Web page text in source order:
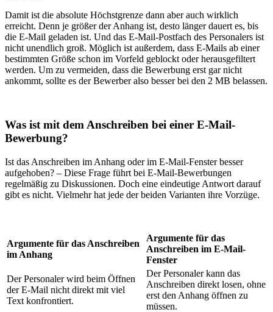
Damit ist die absolute Höchstgrenze dann aber auch wirklich
erreicht. Denn je größer der Anhang ist, desto länger dauert es, bis
die E-Mail geladen ist. Und das E-Mail-Postfach des Personalers ist
nicht unendlich groß. Möglich ist außerdem, dass E-Mails ab einer
bestimmten Größe schon im Vorfeld geblockt oder herausgefiltert
werden. Um zu vermeiden, dass die Bewerbung erst gar nicht
ankommt, sollte es der Bewerber also besser bei den 2 MB belassen.
Was ist mit dem Anschreiben bei einer E-Mail-
Bewerbung?
Ist das Anschreiben im Anhang oder im E-Mail-Fenster besser
aufgehoben? – Diese Frage führt bei E-Mail-Bewerbungen
regelmäßig zu Diskussionen. Doch eine eindeutige Antwort darauf
gibt es nicht. Vielmehr hat jede der beiden Varianten ihre Vorzüge.
Argumente für das Anschreiben
im Anhang
Argumente für das
Anschreiben im E-Mail-
Fenster
Der Personaler wird beim Öffnen
der E-Mail nicht direkt mit viel
Text konfrontiert.
Der Personaler kann das
Anschreiben direkt losen, ohne
erst den Anhang öffnen zu
müssen.